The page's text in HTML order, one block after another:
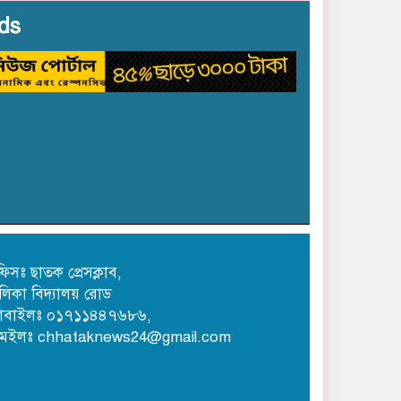
ছাতক প্রেসক্লাব,
বিদ্যালয় রোড
০১৭১১৪৪৭৬৮৬,
chhataknews24@gmail.com